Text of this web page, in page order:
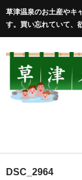
草津温泉のお土産やキ
す。買い忘れていて、
HOME
DSC_2964